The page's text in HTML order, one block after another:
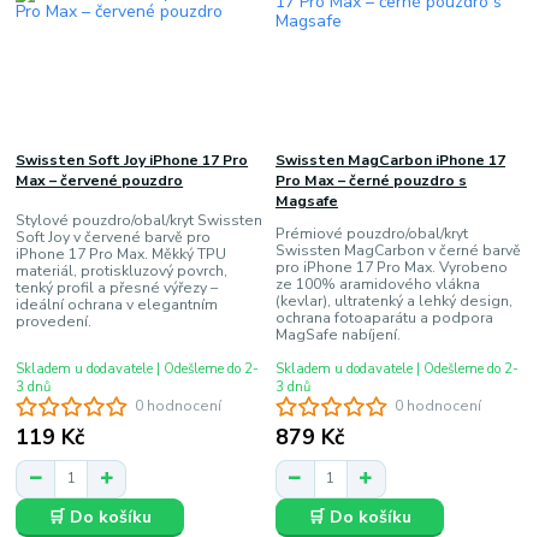
0 hodnocení
Swissten Soft Joy iPhone 17 Pro
Max – červené pouzdro
Stylové pouzdro/obal/kryt Swissten
Soft Joy v červené barvě pro
iPhone 17 Pro Max. Měkký TPU
materiál, protiskluzový povrch,
tenký profil a přesné výřezy –
ideální ochrana v elegantním
provedení.
119 Kč
Skladem u dodavatele | Odešleme do 2-
3 dnů
🛒 Do košíku
0 hodnocení
Swissten MagCarbon iPhone 17
Pro Max – černé pouzdro s
Magsafe
Prémiové pouzdro/obal/kryt
Swissten MagCarbon v černé barvě
pro iPhone 17 Pro Max. Vyrobeno
ze 100% aramidového vlákna
(kevlar), ultratenký a lehký design,
ochrana fotoaparátu a podpora
MagSafe nabíjení.
879 Kč
Skladem u dodavatele | Odešleme do 2-
3 dnů
🛒 Do košíku